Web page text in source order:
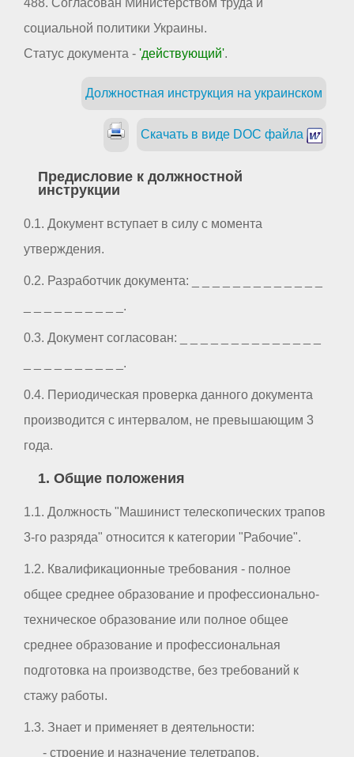
488. Согласован Министерством труда и
социальной политики Украины.
Статус документа - 'действующий'.
Должностная инструкция на украинском
Скачать в виде DOC файла
Предисловие к должностной
инструкции
0.1. Документ вступает в силу с момента
утверждения.
0.2. Разработчик документа: _ _ _ _ _ _ _ _ _ _ _ _ _
_ _ _ _ _ _ _ _ _ _.
0.3. Документ согласован: _ _ _ _ _ _ _ _ _ _ _ _ _ _
_ _ _ _ _ _ _ _ _ _.
0.4. Периодическая проверка данного документа
производится с интервалом, не превышающим 3
года.
1. Общие положения
1.1. Должность "Машинист телескопических трапов
3-го разряда" относится к категории "Рабочие".
1.2. Квалификационные требования - полное
общее среднее образование и профессионально-
техническое образование или полное общее
среднее образование и профессиональная
подготовка на производстве, без требований к
стажу работы.
1.3. Знает и применяет в деятельности:
- строение и назначение телетрапов,